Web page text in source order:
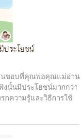
ระโยชน์
นชอบที่คุณพ่อคุณแม่อ่าน
นั้นมีประโยชน์มากกว่า
กความรู้และวิธีการใช้